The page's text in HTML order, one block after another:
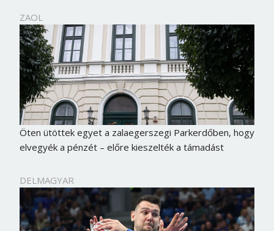
ZAOL
Öten ütöttek egyet a zalaegerszegi Parkerdőben, hogy
elvegyék a pénzét – előre kieszelték a támadást
DELMAGYAR